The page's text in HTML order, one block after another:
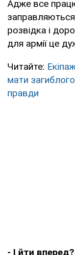
Адже все
розвідка і
для армії це
Читайте:
мати
правди
- І йти вперед?